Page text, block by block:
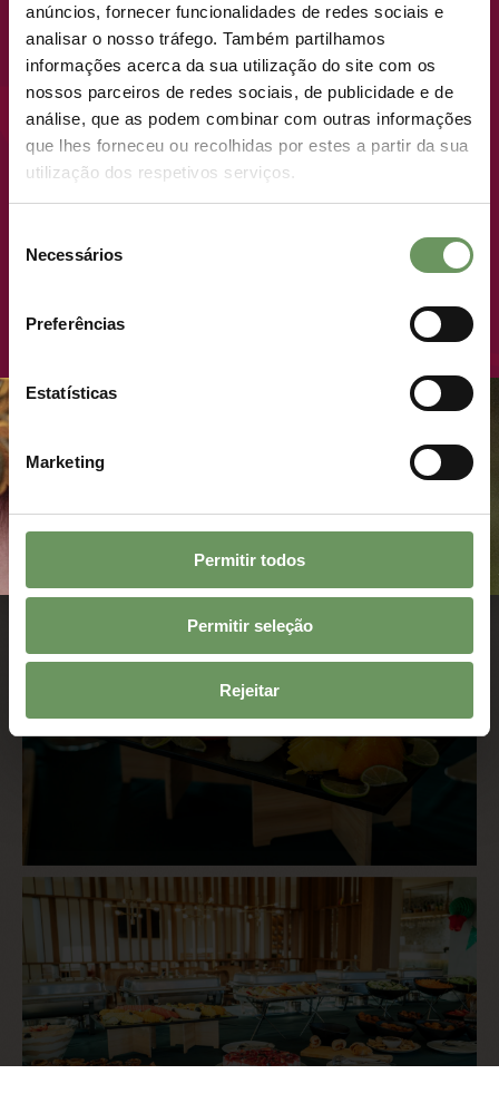
anúncios, fornecer funcionalidades de redes sociais e
analisar o nosso tráfego. Também partilhamos
informações acerca da sua utilização do site com os
nossos parceiros de redes sociais, de publicidade e de
análise, que as podem combinar com outras informações
que lhes forneceu ou recolhidas por estes a partir da sua
utilização dos respetivos serviços.
Necessários
Preferências
Estatísticas
Marketing
Permitir todos
Permitir seleção
Rejeitar
COMING SOON
NEW LAUNCH · PREMIUM PLOTS
WHERE LIVING LIKE
ROYALTY TAKES ON A